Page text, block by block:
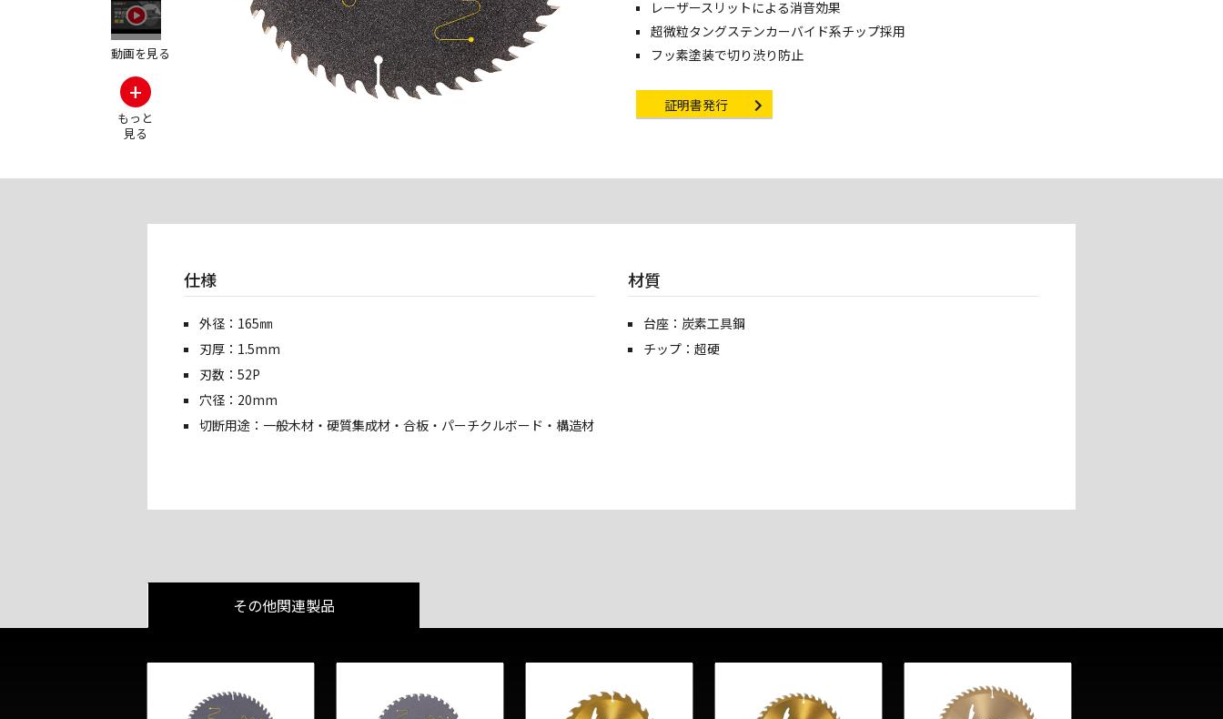
動画を見る
+
もっと
見る
その他の製品画像・動画を見る
レーザースリットによる消音効果
超微粒タングステンカーバイド系チップ採用
フッ素塗装で切り渋り防止
Certificate Issuance
証明書発行
仕様
外径：165㎜
刃厚：1.5mm
刃数：52P
穴径：20mm
切断用途：一般木材・硬質集成材・合板・パーチクルボード・構造材
材質
台座：炭素工具鋼
チップ：超硬
その他関連製品